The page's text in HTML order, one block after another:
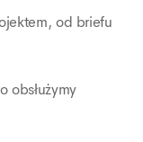
od briefu
obsłużymy